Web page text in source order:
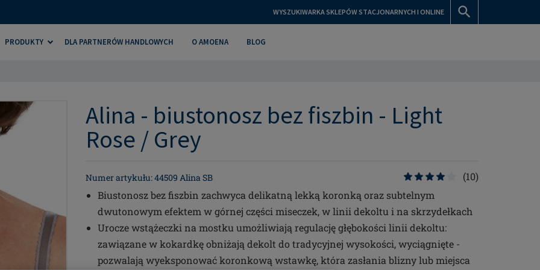
WYSZUKIWARKA SKLEPÓW STACJONARNYCH I ONLINE
PRODUKTY DLA PARTNERÓW HANDLOWYCH O AMOENA BLOG
Alina - biustonosz bez fiszbin - Light
Rose / Grey
Numer artykułu: 44509 Alina SB
(10)
Biustonosz bez fiszbin zachwyca delikatną lekką koronką oraz subtelnym
dwutonowym efektem w górnej części miseczek, w linii dekoltu i na skrzydełkach
Urocze wstążeczki na mostku umożliwiają regulację głębokości linii dekoltu:
zawiązane w kokardkę obniżają dekolt do tradycyjnej wysokości, wyciągnięte -
pozwalają wyeksponować koronkową wstawkę, która zasłania blizny lub miejsca